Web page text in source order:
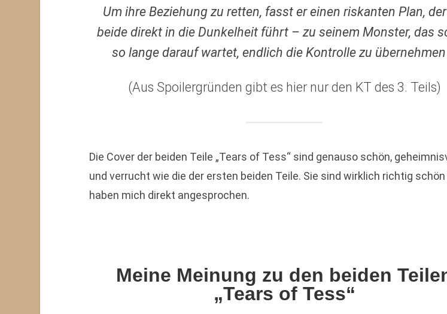
Um ihre Beziehung zu retten, fasst er einen riskanten Plan,
beide direkt in die Dunkelheit führt – zu seinem Monster, das
so lange darauf wartet, endlich die Kontrolle zu
(Aus Spoilergründen gibt es hier nur den KT des 3. Teils)
Die Cover der beiden Teile „Tears of Tess“ sind genauso schön,
und verrucht wie die der ersten beiden Teile. Sie sind wirklich richtig schön
haben mich direkt angesprochen.
Meine Meinung zu den beiden
„Tears of Tess“